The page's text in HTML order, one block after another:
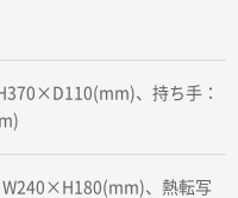
、持ち手：
W240×H180(mm)、熱転写